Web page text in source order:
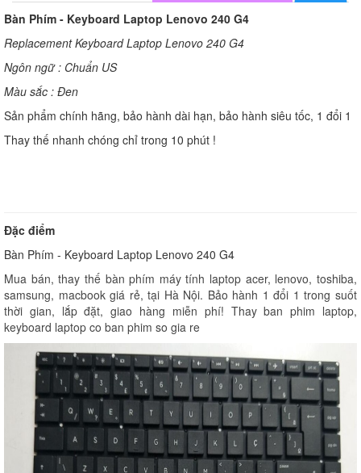
Bàn Phím - Keyboard Laptop Lenovo 240 G4
Replacement Keyboard Laptop Lenovo 240 G4
Ngôn ngữ : Chuẩn US
Màu sắc : Đen
Sản phẩm chính hãng, bảo hành dài hạn, bảo hành siêu tốc, 1 đổi 1
Thay thế nhanh chóng chỉ trong 10 phút !
Đặc điểm
Bàn Phím - Keyboard Laptop Lenovo 240 G4
Mua bán, thay thế bàn phím máy tính laptop acer, lenovo, toshiba,
samsung, macbook giá rẻ, tại Hà Nội. Bảo hành 1 đổi 1 trong suốt
thời gian, lắp đặt, giao hàng miễn phí! Thay ban phim laptop,
keyboard laptop co ban phim so gia re